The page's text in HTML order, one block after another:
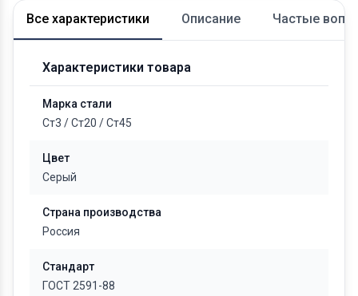
Все характеристики Описание Частые
Характеристики товара
Марка стали
Ст3 /Ст20 /Ст45
Цвет
Серый
Страна производства
Россия
Стандарт
ГОСТ 2591-88